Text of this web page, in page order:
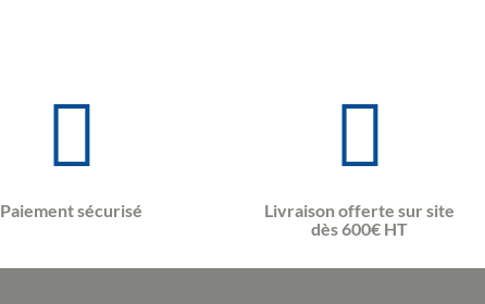
Paiement sécurisé
Livraison offerte sur site
dès 600€ HT